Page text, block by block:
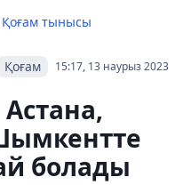
Қоғам тынысы
15:17, 13 наурыз 2023
Қоғам
болады